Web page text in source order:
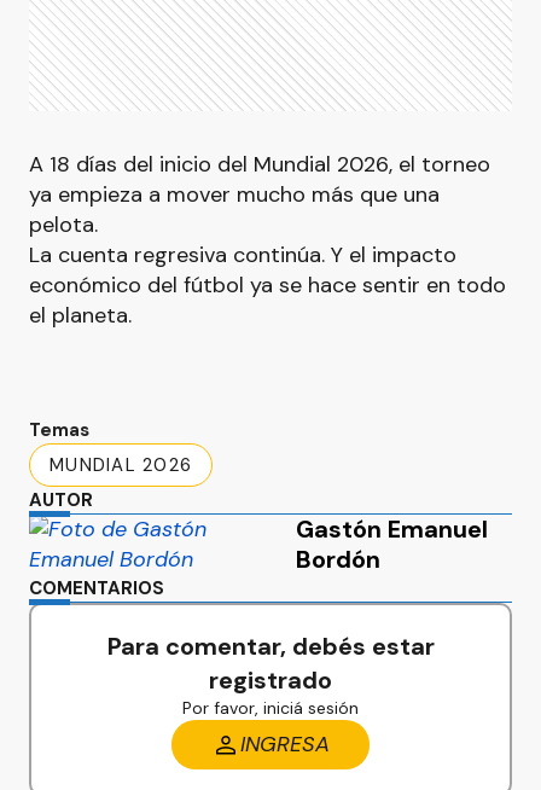
A 18 días del inicio del Mundial 2026, el torneo
ya empieza a mover mucho más que una
pelota.
La cuenta regresiva continúa. Y el impacto
económico del fútbol ya se hace sentir en todo
el planeta.
Temas
MUNDIAL 2026
AUTOR
Gastón Emanuel
Bordón
COMENTARIOS
Para comentar, debés estar
registrado
Por favor, iniciá sesión
INGRESA